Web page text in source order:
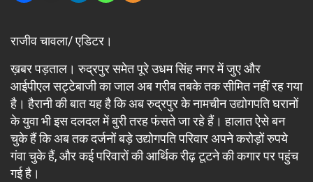
राजीव चावला/ एडिटर।
ख़बर पड़ताल। रुद्रपुर समेत पूरे उधम सिंह नगर में जुए और
आईपीएल सट्टेबाजी का जाल अब गरीब तबके तक सीमित नहीं रह गया
है। हैरानी की बात यह है कि अब रुद्रपुर के नामचीन उद्योगपति घरानों
के युवा भी इस दलदल में बुरी तरह फंसते जा रहे हैं। हालात ऐसे बन
चुके हैं कि अब तक दर्जनों बड़े उद्योगपति परिवार अपने करोड़ों रुपये
गंवा चुके हैं, और कई परिवारों की आर्थिक रीढ़ टूटने की कगार पर पहुंच
गई है।